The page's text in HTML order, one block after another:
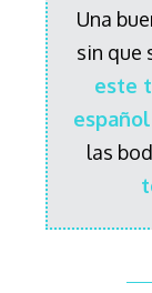
Una
sin que
este
español
las